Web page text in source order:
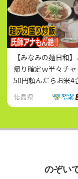
【みなみの麺日和
帰り確定ｗ半々チ
50円頼んだらお米4
徳島県
のぞい